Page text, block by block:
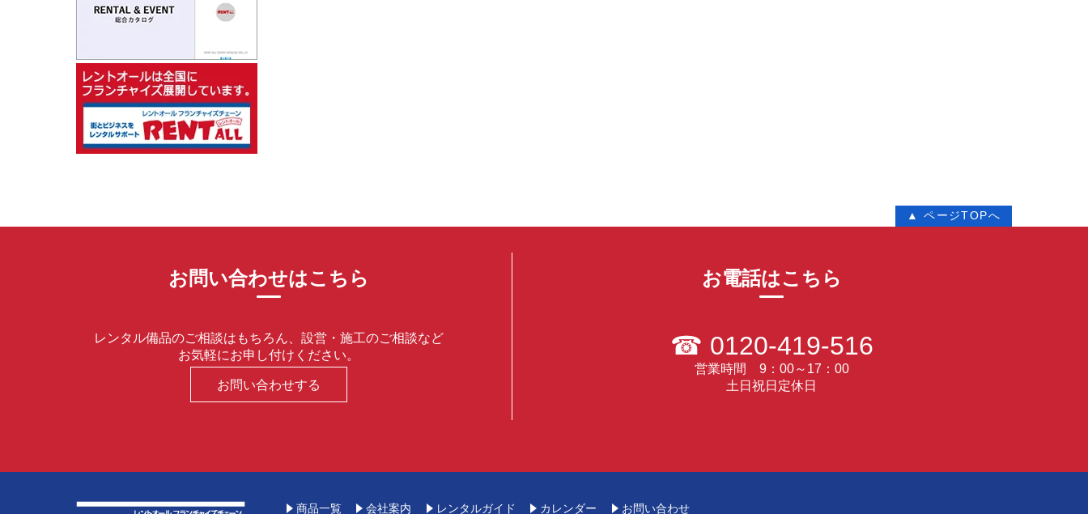
▲ ページTOPへ
お問い合わせはこちら
レンタル備品のご相談はもちろん、設営・施工のご相談など
お気軽にお申し付けください。
お問い合わせする
お電話はこちら
☎ 0120-419-516
営業時間 9：00～17：00
土日祝日定休日
商品一覧 会社案内 レンタルガイド カレンダー お問い合わせ